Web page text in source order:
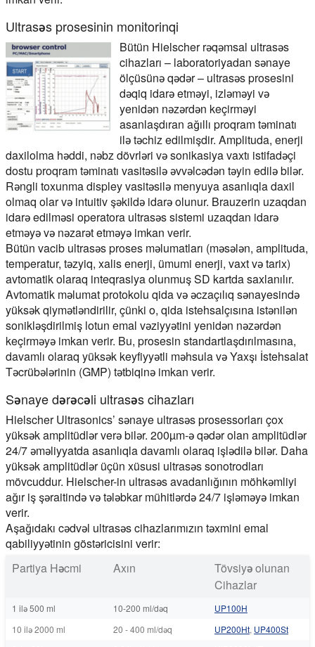
Ultrasəs prosesinin monitorinqi
Bütün Hielscher rəqəmsal ultrasəs
cihazları – laboratoriyadan sənaye
ölçüsünə qədər – ultrasəs prosesini
dəqiq idarə etməyi, izləməyi və
yenidən nəzərdən keçirməyi
asanlaşdıran ağıllı proqram təminatı
ilə təchiz edilmişdir. Amplituda, enerji
daxilolma həddi, nəbz dövrləri və sonikasiya vaxtı istifadəçi
dostu proqram təminatı vasitəsilə əvvəlcədən təyin edilə bilər.
Rəngli toxunma displey vasitəsilə menyuya asanlıqla daxil
olmaq olar və intuitiv şəkildə idarə olunur. Brauzerin uzaqdan
idarə edilməsi operatora ultrasəs sistemi uzaqdan idarə
etməyə və nəzarət etməyə imkan verir.
Bütün vacib ultrasəs proses məlumatları (məsələn, amplituda,
temperatur, təzyiq, xalis enerji, ümumi enerji, vaxt və tarix)
avtomatik olaraq inteqrasiya olunmuş SD kartda saxlanılır.
Avtomatik məlumat protokolu qida və əczaçılıq sənayesində
yüksək qiymətləndirilir, çünki o, qida istehsalçısına istənilən
sonikləşdirilmiş lotun emal vəziyyətini yenidən nəzərdən
keçirməyə imkan verir. Bu, prosesin standartlaşdırılmasına,
davamlı olaraq yüksək keyfiyyətli məhsula və Yaxşı İstehsalat
Təcrübələrinin (GMP) tətbiqinə imkan verir.
Sənaye dərəcəli ultrasəs cihazları
Hielscher Ultrasonics’ sənaye ultrasəs prosessorları çox
yüksək amplitüdlər verə bilər. 200µm-ə qədər olan amplitüdlər
24/7 əməliyyatda asanlıqla davamlı olaraq işlədilə bilər. Daha
yüksək amplitüdlər üçün xüsusi ultrasəs sonotrodları
mövcuddur. Hielscher-in ultrasəs avadanlığının möhkəmliyi
ağır iş şəraitində və tələbkar mühitlərdə 24/7 işləməyə imkan
verir.
Aşağıdakı cədvəl ultrasəs cihazlarımızın təxmini emal
qabiliyyətinin göstəricisini verir:
Partiya Həcmi
Axın
Tövsiyə olunan
Cihazlar
1 ilə 500 ml 10-200 ml/dəq
UP100H
10 ilə 2000 ml
20 - 400 ml/dəq UP200Ht, UP400St